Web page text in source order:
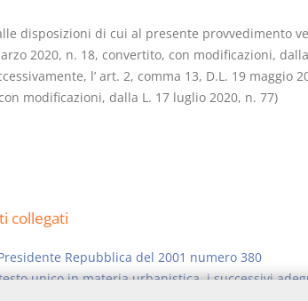
disposizioni di cui al presente provvedimento
2020, n. 18, convertito, con modificazioni,
l’ art. 2, comma 13, D.L. 19 maggio
modificazioni, dalla L. 17 luglio 2020, n. 77)
collegati
Repubblica del 2001 numero 380
unico in materia urbanistica, i successivi